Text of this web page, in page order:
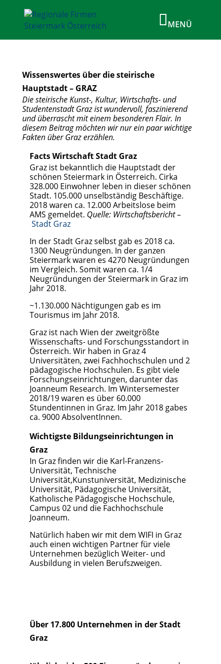
Wissenswertes über die steirische
Hauptstadt – GRAZ
Die steirische Kunst-, Kultur, Wirtschafts- und
Studentenstadt Graz ist wundervoll, faszinierend
und überrascht mit einem besonderen Flair. In
diesem Beitrag möchten wir nur ein paar wichtige
Fakten über Graz erzählen.
Facts Wirtschaft Stadt Graz
Graz ist bekanntlich die Hauptstadt der
schönen Steiermark in Österreich. Cirka
328.000 Einwohner leben in dieser schönen
Stadt. 105.000 unselbständig Beschäftige.
2018 waren ca. 12.000 Arbeitslose beim
AMS gemeldet. Quelle: Wirtschaftsbericht –
Stadt Graz
In der Stadt Graz selbst gab es 2018 ca.
1300 Neugründungen. In der ganzen
Steiermark waren es 4270 Neugründungen
im Vergleich. Somit waren ca. 1/4
Neugründungen der Steiermark in Graz im
Jahr 2018.
~1.130.000 Nächtigungen gab es im
Tourismus im Jahr 2018.
Graz ist nach Wien der zweitgrößte
Wissenschafts- und Forschungsstandort in
Österreich. Wir haben in Graz 4
Universitäten, zwei Fachhochschulen und 2
pädagogische Hochschulen. Es gibt viele
Forschungseinrichtungen, darunter das
Joanneum Research. Im Wintersemester
2018/19 waren es über 60.000
Stundentinnen in Graz. Im Jahr 2018 gabes
ca. 9000 AbsolventInnen.
Wichtigste Bildungseinrichtungen in
Graz
In Graz finden wir die Karl-Franzens-
Universität, Technische
Universität,Kunstuniversität, Medizinische
Universität, Pädagogische Universität,
Katholische Pädagogische Hochschule,
Campus 02 und die Fachhochschule
Joanneum.
Natürlich haben wir mit dem WIFI in Graz
auch einen wichtigen Partner für viele
Unternehmen bezüglich Weiter- und
Ausbildung in vielen Berufszweigen.
Über 17.800 Unternehmen in der Stadt
Graz